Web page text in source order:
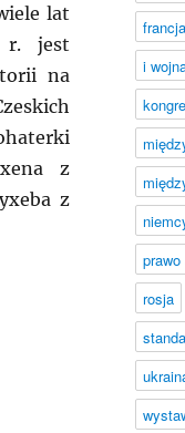
lat
r. jest
na
z
z
francja
i
rosja